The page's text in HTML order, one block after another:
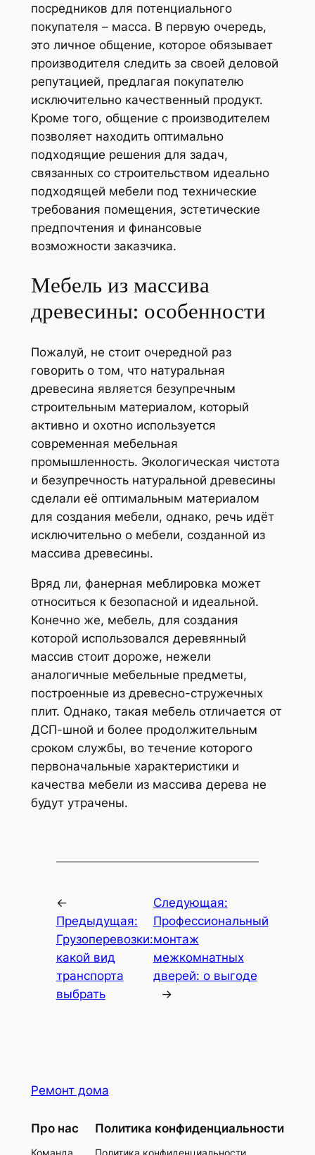
посредников для потенциального
покупателя – масса. В первую очередь,
это личное общение, которое обязывает
производителя следить за своей деловой
репутацией, предлагая покупателю
исключительно качественный продукт.
Кроме того, общение с производителем
позволяет находить оптимально
подходящие решения для задач,
связанных со строительством идеально
подходящей мебели под технические
требования помещения, эстетические
предпочтения и финансовые
возможности заказчика.
Мебель из массива
древесины: особенности
Пожалуй, не стоит очередной раз
говорить о том, что натуральная
древесина является безупречным
строительным материалом, который
активно и охотно используется
современная мебельная
промышленность. Экологическая чистота
и безупречность натуральной древесины
сделали её оптимальным материалом
для создания мебели, однако, речь идёт
исключительно о мебели, созданной из
массива древесины.
Вряд ли, фанерная меблировка может
относиться к безопасной и идеальной.
Конечно же, мебель, для создания
которой использовался деревянный
массив стоит дороже, нежели
аналогичные мебельные предметы,
построенные из древесно-стружечных
плит. Однако, такая мебель отличается от
ДСП-шной и более продолжительным
сроком службы, во течение которого
первоначальные характеристики и
качества мебели из массива дерева не
будут утрачены.
←
Предыдущая:
Грузоперевозки:
какой вид
транспорта
выбрать
Следующая:
Профессиональный
монтаж
межкомнатных
дверей: о выгоде
→
Ремонт дома
Про нас
Команда
Политика конфиденциальности
Политика конфиденциальности